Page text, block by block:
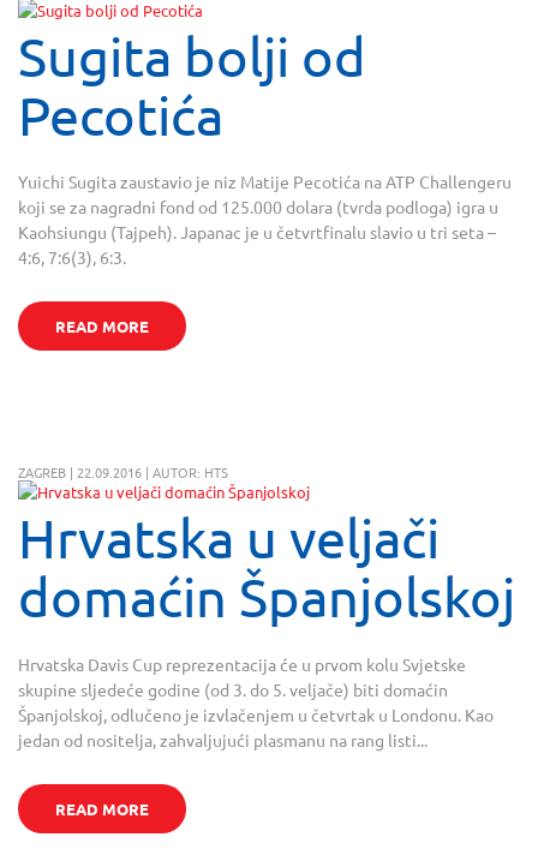
Sugita bolji od
Pecotića
Yuichi Sugita zaustavio je niz Matije Pecotića na ATP Challengeru
koji se za nagradni fond od 125.000 dolara (tvrda podloga) igra u
Kaohsiungu (Tajpeh). Japanac je u četvrtfinalu slavio u tri seta –
4:6, 7:6(3), 6:3.
READ MORE
ZAGREB | 22.09.2016 | AUTOR: HTS
Hrvatska u veljači
domaćin Španjolskoj
Hrvatska Davis Cup reprezentacija će u prvom kolu Svjetske
skupine sljedeće godine (od 3. do 5. veljače) biti domaćin
Španjolskoj, odlučeno je izvlačenjem u četvrtak u Londonu. Kao
jedan od nositelja, zahvaljujući plasmanu na rang listi...
READ MORE